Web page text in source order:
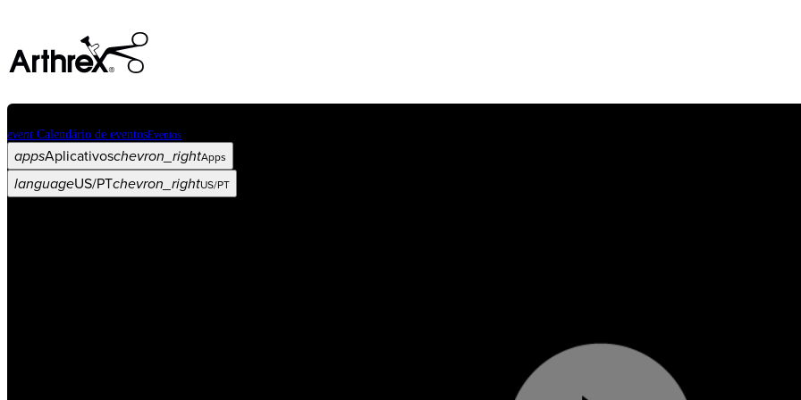
event Calendário de eventosEventos
appsAplicativoschevron_rightApps
languageUS/PTchevron_rightUS/PT